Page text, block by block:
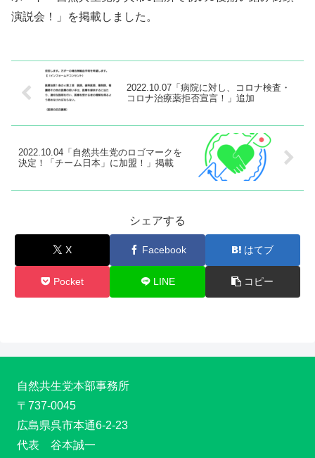
演説会！」を掲載しました。
2022.10.07「病院に対し、コロナ検査・
コロナ治療薬拒否宣言！」追加
2022.10.04「自然共生党のロゴマークを
決定！「チーム日本」に加盟！」掲載
シェアする
X Facebook はてブ
Pocket LINE コピー
自然共生党本部事務所
〒737-0045
広島県呉市本通6-2-23
代表 谷本誠一